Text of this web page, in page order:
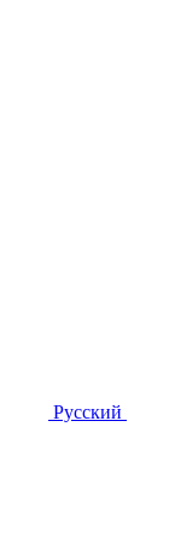
Русский